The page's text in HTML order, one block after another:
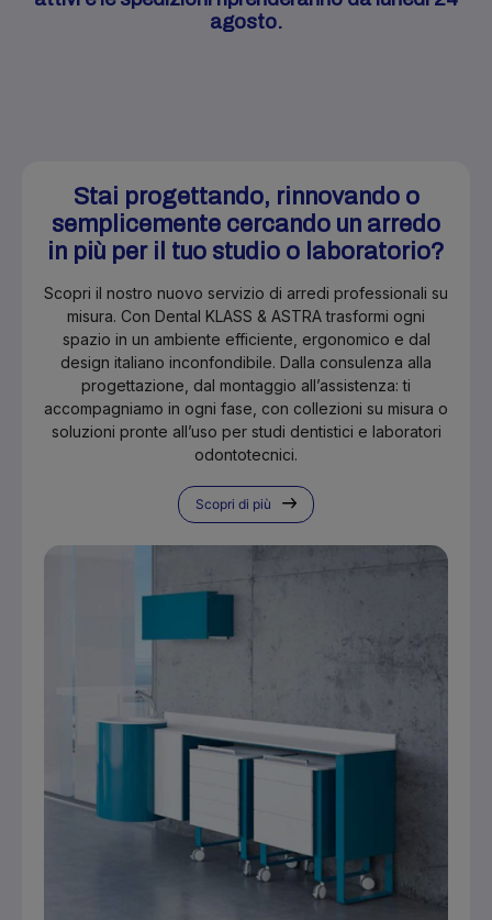
agosto.
Stai progettando, rinnovando o
semplicemente cercando un arredo
in più per il tuo studio o laboratorio?
Scopri il nostro nuovo servizio di arredi professionali su
misura. Con Dental KLASS & ASTRA trasformi ogni
spazio in un ambiente efficiente, ergonomico e dal
design italiano inconfondibile. Dalla consulenza alla
progettazione, dal montaggio all’assistenza: ti
accompagniamo in ogni fase, con collezioni su misura o
soluzioni pronte all’uso per studi dentistici e laboratori
odontotecnici.
Scopri di più